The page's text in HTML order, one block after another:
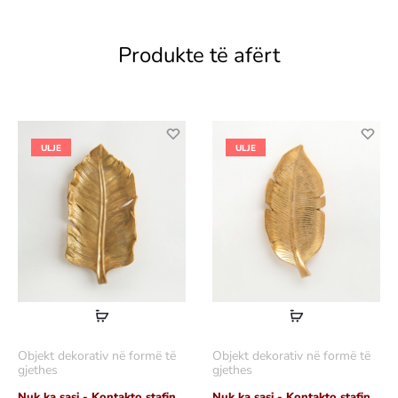
Produkte të afërt
ULJE
Lexoni
Objekt dekorativ në formë të
gjethes
ULJE
Lexoni
Objekt dekorativ në formë të
gjethes